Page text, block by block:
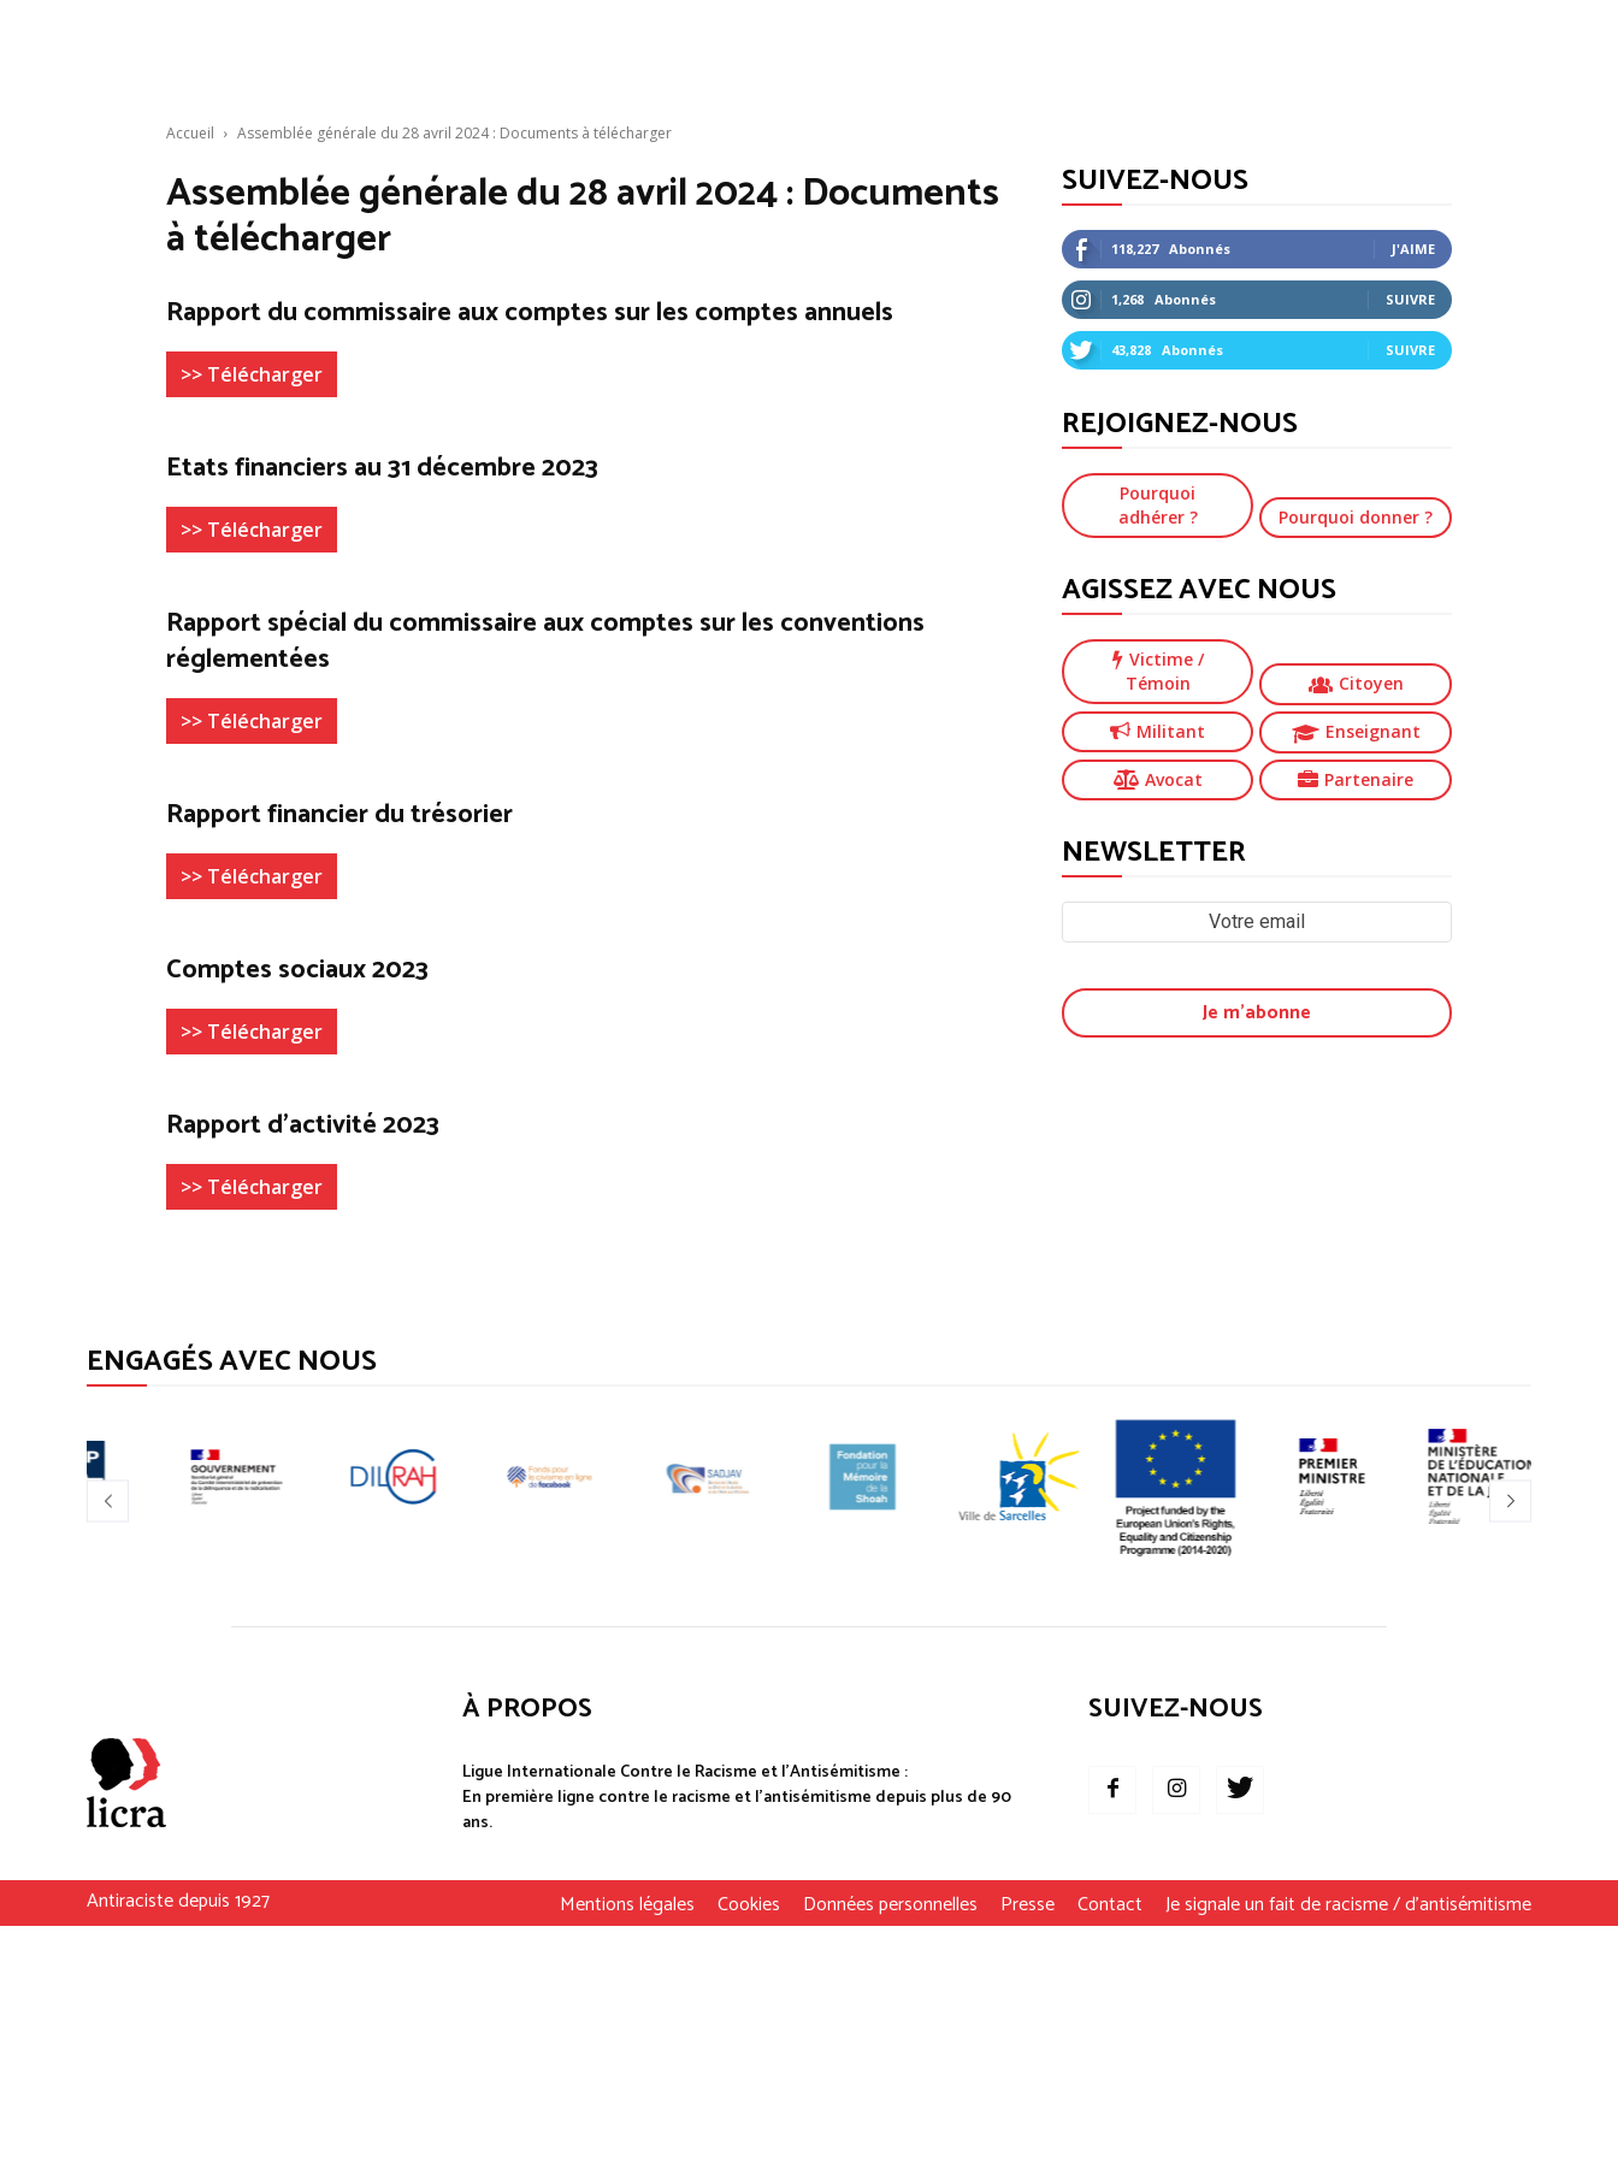
Accueil Assemblée générale du 28 avril 2024 : Documents à télécharger
Assemblée générale du 28 avril 2024 : Documents
à télécharger
Rapport du commissaire aux comptes sur les comptes annuels
>> Télécharger
Etats financiers au 31 décembre 2023
>> Télécharger
Rapport spécial du commissaire aux comptes sur les conventions
réglementées
>> Télécharger
Rapport financier du trésorier
>> Télécharger
Comptes sociaux 2023
>> Télécharger
Rapport d’activité 2023
>> Télécharger
SUIVEZ-NOUS
118,227 Abonnés J'AIME
1,268 Abonnés SUIVRE
43,828 Abonnés SUIVRE
REJOIGNEZ-NOUS
Pourquoi
adhérer ?
Pourquoi donner ?
AGISSEZ AVEC NOUS
Victime /
Témoin
Citoyen
Militant Enseignant
Avocat Partenaire
NEWSLETTER
ENGAGÉS AVEC NOUS
À PROPOS
Ligue Internationale Contre le Racisme et l'Antisémitisme :
En première ligne contre le racisme et l'antisémitisme depuis plus de 90
ans.
SUIVEZ-NOUS
Mentions légales Cookies Données personnelles Presse Contact Je signale un fait de racisme / d’antisémitisme
Antiraciste depuis 1927